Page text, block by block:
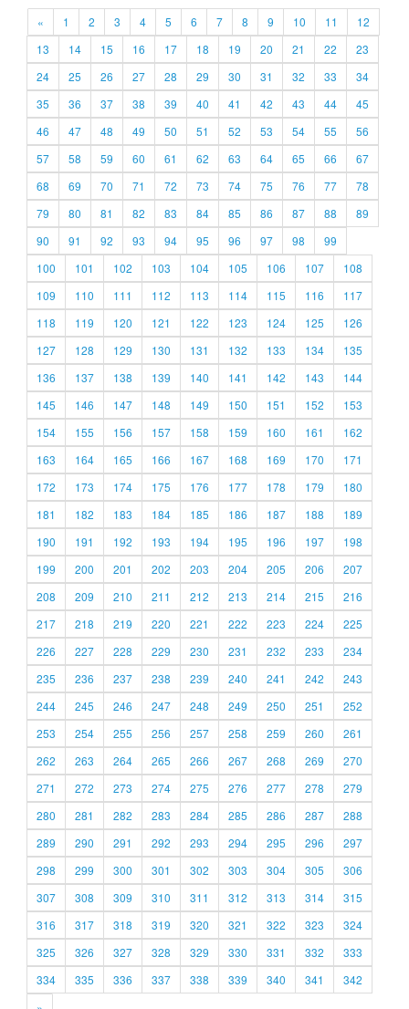
« 1 2 3 4 5 6 7 8 9 10 11
12
13
14 15 16 17 18 19 20 21 22
23
24
25 26 27 28 29 30 31 32 33
34
35
36 37 38 39 40 41 42 43 44
45
46
47 48 49 50 51 52 53 54 55
56
57
58 59 60 61 62 63 64 65 66
67
68
69 70 71 72 73 74 75 76 77
78
79
80 81 82 83 84 85 86 87 88
89
90
91 92 93 94 95 96 97 98
99
100
101 102 103 104 105 106 107
108
109
110 111 112 113 114 115 116
117
118
119 120 121 122 123 124 125
126
127
128 129 130 131 132 133 134
135
136
137 138 139 140 141 142 143
144
145
146 147 148 149 150 151 152
153
154
155 156 157 158 159 160 161
162
163
164 165 166 167 168 169 170
171
172
173 174 175 176 177 178 179
180
181
182 183 184 185 186 187 188
189
190
191 192 193 194 195 196 197
198
199
200 201 202 203 204 205 206
207
208
209 210 211 212 213 214 215
216
217
218 219 220 221 222 223 224
225
226
227 228 229 230 231 232 233
234
235
236 237 238 239 240 241 242
243
244
245 246 247 248 249 250 251
252
253
254 255 256 257 258 259 260
261
262
263 264 265 266 267 268 269
270
271
272 273 274 275 276 277 278
279
280
281 282 283 284 285 286 287
288
289
290 291 292 293 294 295 296
297
298
299 300 301 302 303 304 305
306
307
308 309 310 311 312 313 314
315
316
317 318 319 320 321 322 323
324
325
326 327 328 329 330 331 332
333
334
335 336 337 338 339 340 341
342